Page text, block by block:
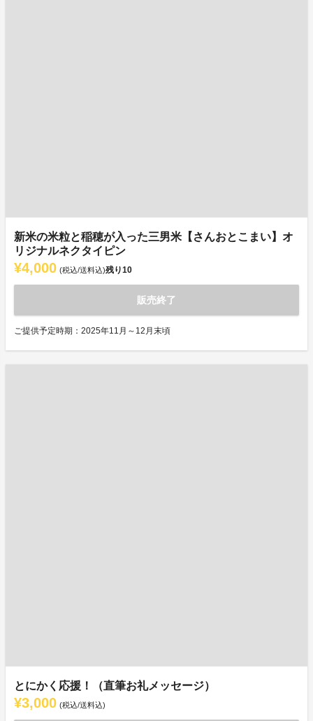
新米の米粒と稲穂が入った三男米【さんおとこまい】オ
リジナルネクタイピン
¥4,000 (税込/送料込)残り10
販売終了
ご提供予定時期：2025年11月～12月末頃
とにかく応援！（直筆お礼メッセージ）
¥3,000 (税込/送料込)